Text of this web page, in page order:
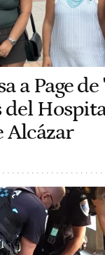
a Page
del
Alcázar